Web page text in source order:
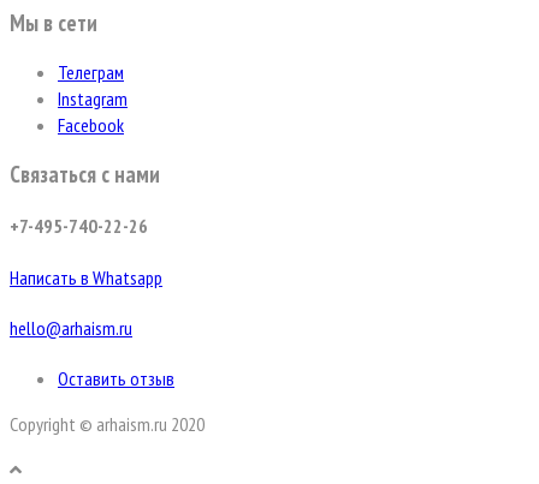
Мы в сети
Телеграм
Instagram
Facebook
Связаться с нами
+7-495-740-22-26
Написать в Whatsapp
hello@arhaism.ru
Оставить отзыв
Copyright © arhaism.ru 2020